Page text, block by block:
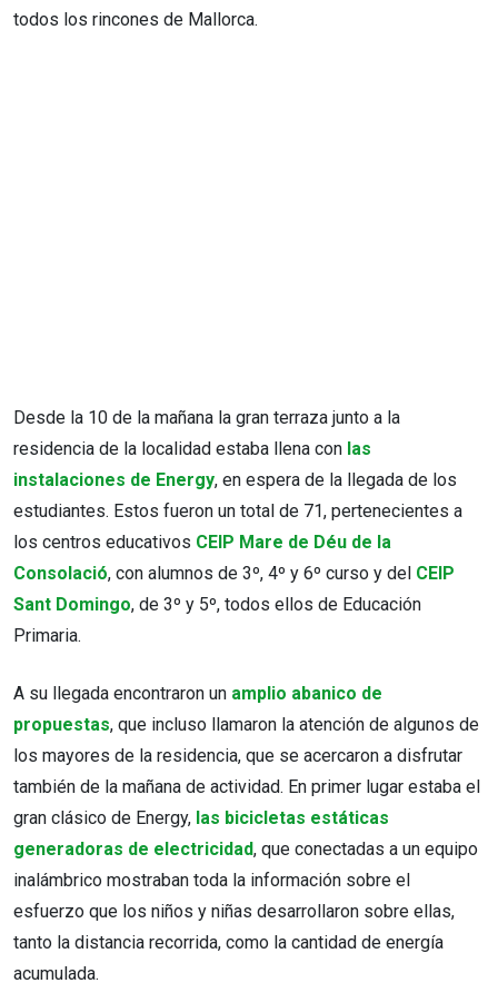
todos los rincones de Mallorca.
Desde la 10 de la mañana la gran terraza junto a la
residencia de la localidad estaba llena con las
instalaciones de Energy, en espera de la llegada de los
estudiantes. Estos fueron un total de 71, pertenecientes a
los centros educativos CEIP Mare de Déu de la
Consolació, con alumnos de 3º, 4º y 6º curso y del CEIP
Sant Domingo, de 3º y 5º, todos ellos de Educación
Primaria.
A su llegada encontraron un amplio abanico de
propuestas, que incluso llamaron la atención de algunos de
los mayores de la residencia, que se acercaron a disfrutar
también de la mañana de actividad. En primer lugar estaba el
gran clásico de Energy, las bicicletas estáticas
generadoras de electricidad, que conectadas a un equipo
inalámbrico mostraban toda la información sobre el
esfuerzo que los niños y niñas desarrollaron sobre ellas,
tanto la distancia recorrida, como la cantidad de energía
acumulada.